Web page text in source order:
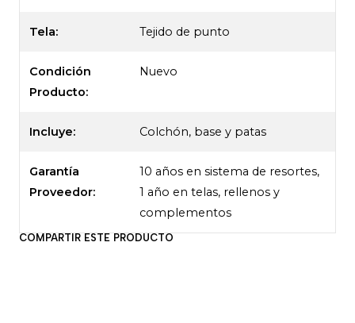
Tela: Tejido de punto
Condición
Producto:
Nuevo
Incluye: Colchón, base y patas
Garantía
Proveedor:
10 años en sistema de resortes,
1 año en telas, rellenos y
complementos
COMPARTIR ESTE PRODUCTO